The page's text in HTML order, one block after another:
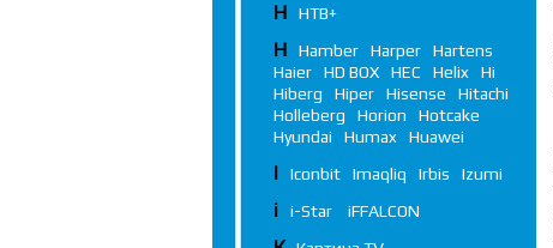
Н НТВ+
H Hamber Harper
Hartens
Haier
HD BOX HEC Helix
Hi
Hiberg
Hiper Hisense
Hitachi
Holleberg
Horion
Hotcake
Hyundai
Humax Huawei
I Iconbit Imaqliq Irbis Izumi
i i-Star iFFALСON